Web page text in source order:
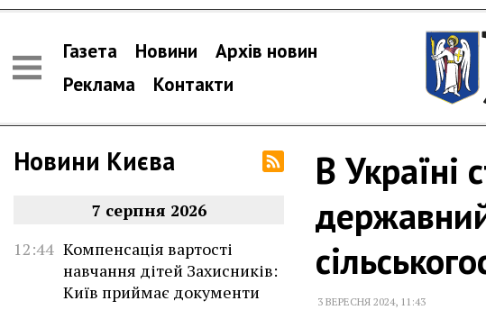
Газета Новини
Архів новин
Реклама
Контакти
Новини Києва
7 серпня 2026
12:44 Компенсація вартості
навчання дітей Захисників:
Київ приймає документи
В Україні
3 ВЕРЕСНЯ 2024, 11:43